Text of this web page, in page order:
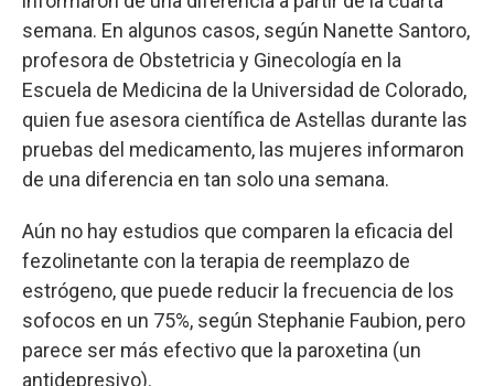
semana. En algunos casos, según Nanette Santoro,
profesora de Obstetricia y Ginecología en la
Escuela de Medicina de la Universidad de Colorado,
quien fue asesora científica de Astellas durante las
pruebas del medicamento, las mujeres informaron
de una diferencia en tan solo una semana.
Aún no hay estudios que comparen la eficacia del
fezolinetante con la terapia de reemplazo de
estrógeno, que puede reducir la frecuencia de los
sofocos en un 75%, según Stephanie Faubion, pero
parece ser más efectivo que la paroxetina (un
antidepresivo).